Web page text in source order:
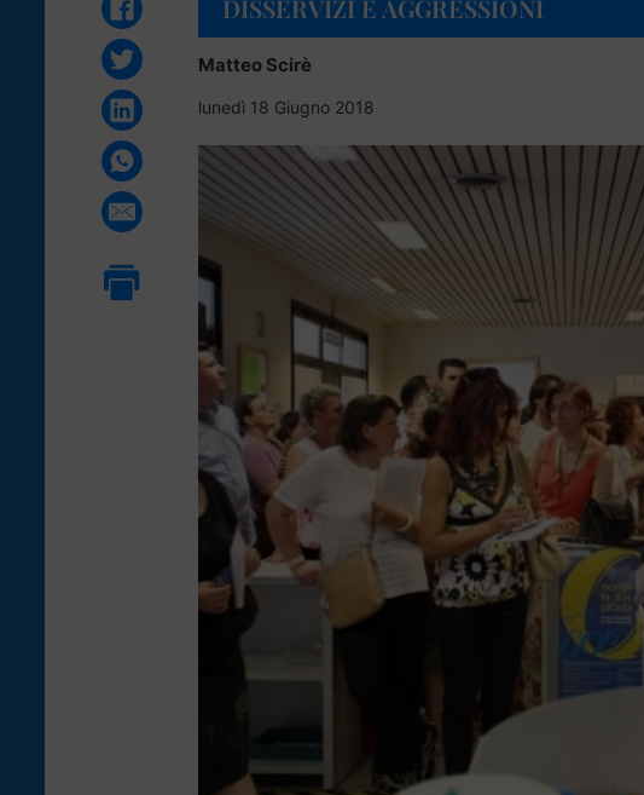
DISSERVIZI E AGGRESSIONI
Matteo Scirè
lunedì 18 Giugno 2018